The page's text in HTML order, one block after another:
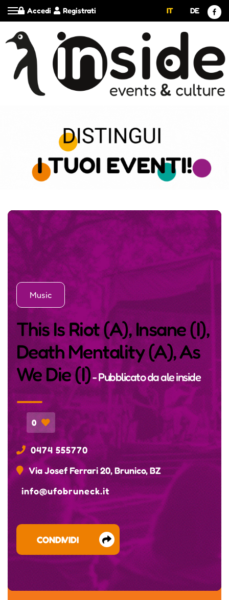
Registrati
Accedi IT DE
Music
This Is Riot (A), Insane (I),
Death Mentality (A), As
We Die (I)- Pubblicato daale inside
0
0474 555770
Via Josef Ferrari 20, Brunico, BZ
info@ufobruneck.it
CONDIVIDI